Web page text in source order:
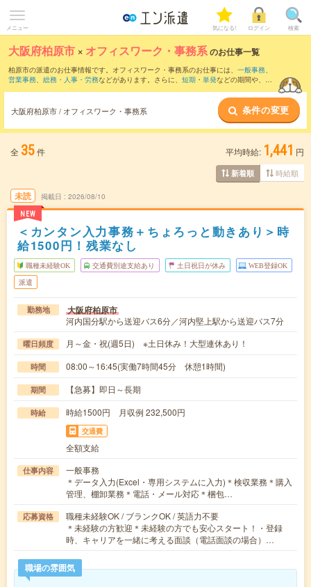
メニュー 気になる! ログイン 検索
大阪府柏原市 × オフィスワーク・事務系のお仕事一覧
柏原市の派遣のお仕事情報です。オフィスワーク・事務系のお仕事には、 一般事務、
営業事務、 総務・人事・労務などがあります。さらに、 短期 ・ 単発などの期間や、 職
大阪府柏原市 / オフィスワーク・事務系 条件の変更
全 35件 平均時給: 1,441 円
新着順 時給順
未読
NEW
掲載日 2026/08/10
＜カンタン入力事務＋ちょろっと動きあり＞時
給1500円！残業なし
職種未経験OK 交通費別途支給あり 土日祝日が休み WEB登録OK
派遣
勤務地 大阪府柏原市
河内国分駅から送迎バス6分／河内堅上駅から送迎バス7分
曜日頻度 月～金・祝(週5日) ※土日休み！大型連休あり！
時間 08:00～16:45(実働7時間45分 休憩1時間)
期間 【急募】即日～長期
時給 時給1500円 月収例 232,500円
交通費
全額支給
仕事内容
一般事務
＊データ入力(Excel・専用システムに入力)＊検収業務＊購入
管理、棚卸業務＊電話・メール対応＊梱包…
応募資格
職種未経験OK / ブランクOK / 英語力不要
＊未経験の方歓迎＊未経験の方でも安心スタート！・登録
時、キャリアを一緒に考える面談（電話面談の場合）…
職場の雰囲気